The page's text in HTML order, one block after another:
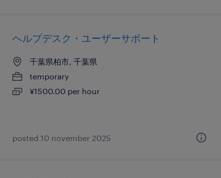
ヘルプデスク・ユーザーサポート
千葉県柏市, 千葉県
temporary
¥1500.00 per hour
posted 10 november 2025